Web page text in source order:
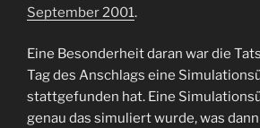
September 2001.
Eine Besonderheit daran war die
Tag des Anschlags eine
stattgefunden hat. Eine
genau das simuliert wurde, was